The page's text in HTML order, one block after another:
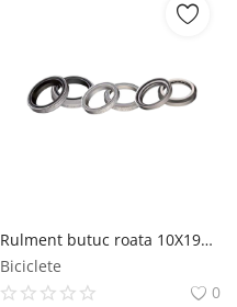
Rulment butuc roata 10X19X7 RMS
Biciclete
0